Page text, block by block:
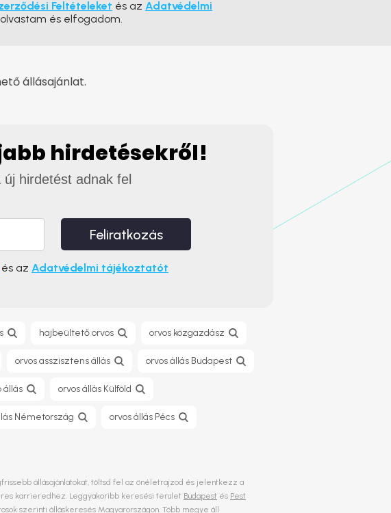
Feltételeket és az Adatvédelmi
és elfogadom.
állásajánlat.
hirdetésekről!
hirdetést adnak fel
Feliratkozás
és az Adatvédelmi tájékoztatót
hajbeültető orvos orvos közgazdász
orvos asszisztens állás orvos állás Budapest
állás orvos állás Külföld
Németország orvos állás Pécs
állásajánlatokat, töltsd fel az önéletrajzod és jelentkezz a
karrieredhez. Leggyakoribb keresési terület Budapest és Pest
szerinti álláskeresés Magyarországon. Több megye áll